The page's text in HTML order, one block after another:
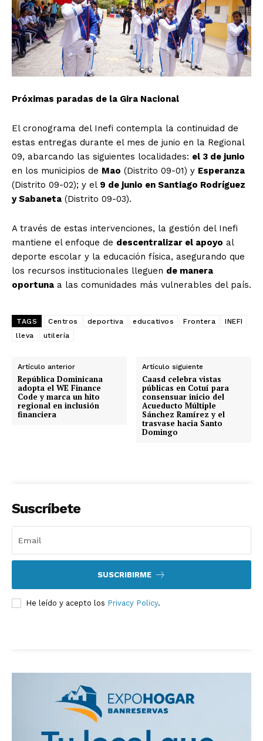
Próximas paradas de la Gira Nacional
El cronograma del Inefi contempla la continuidad de
estas entregas durante el mes de junio en la Regional
09, abarcando las siguientes localidades: el 3 de junio
en los municipios de Mao (Distrito 09-01) y Esperanza
(Distrito 09-02); y el 9 de junio en Santiago Rodríguez
y Sabaneta (Distrito 09-03).
A través de estas intervenciones, la gestión del Inefi
mantiene el enfoque de descentralizar el apoyo al
deporte escolar y la educación física, asegurando que
los recursos institucionales lleguen de manera
oportuna a las comunidades más vulnerables del país.
TAGS Centros deportiva educativos Frontera
INEFI
lleva
utilería
Artículo anterior
República Dominicana
adopta el WE Finance
Code y marca un hito
regional en inclusión
financiera
Artículo siguiente
Caasd celebra vistas
públicas en Cotuí para
consensuar inicio del
Acueducto Múltiple
Sánchez Ramírez y el
trasvase hacia Santo
Domingo
Suscríbete
SUSCRIBIRME
He leído y acepto los Privacy Policy.